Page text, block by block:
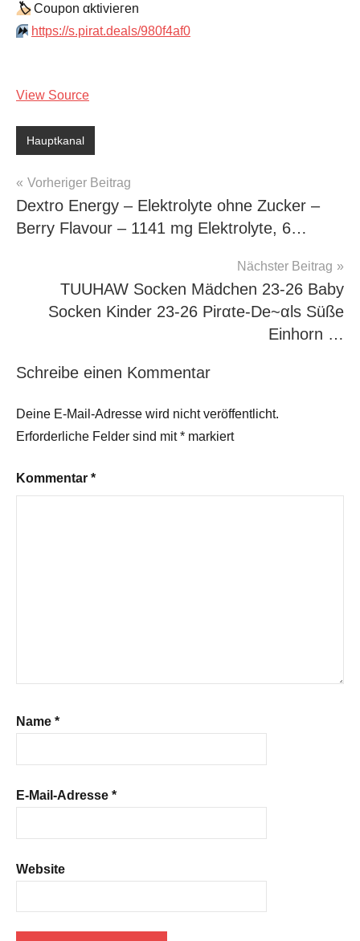
🏷Сοuрοn αktiviегеn
⏩️ https://s.pirat.deals/980f4af0
View Source
Hauptkanal
Beitragsnavigation
Vorheriger Beitrag
Dextro Energy – Elektrolyte ohne Zucker –
Berry Flavour – 1141 mg Elektrolyte, 6…
Nächster Beitrag
TUUHAW Socken Mädchen 23-26 Baby
Socken Kinder 23-26 Pirαtе-Dе~αls Süße
Einhorn …
Schreibe einen Kommentar
Deine E-Mail-Adresse wird nicht veröffentlicht.
Erforderliche Felder sind mit* markiert
Kommentar *
Name *
E-Mail-Adresse *
Website